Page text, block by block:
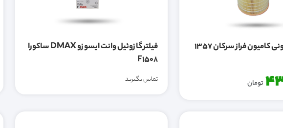
کامیون فراز سرکان 1357
تومان
فیلتر گازوئیل وانت ایسوزو DMAX ساکورا
F1508
تماس بگیرید